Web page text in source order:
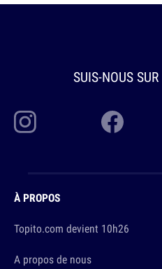
SUIS-NOUS SUR
À PROPOS
Topito.com devient 10h26
A propos de nous